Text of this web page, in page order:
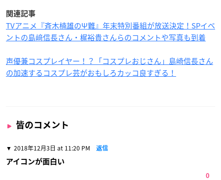
関連記事
TVアニメ『斉木楠雄のΨ難』年末特別番組が放送決定！SPイベ
ントの島﨑信長さん・梶裕貴さんらのコメントや写真も到着
声優兼コスプレイヤー！？「コスプレおじさん」島崎信長さん
の加速するコスプレ芸がおもしろカッコ良すぎる！
皆のコメント
2018年12月3日 at 11:20 PM 返信
アイコンが面白い
0